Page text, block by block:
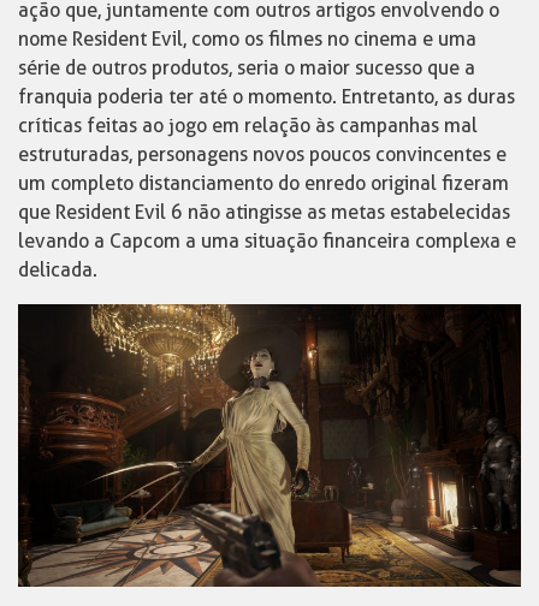
ação que, juntamente com outros artigos envolvendo o
nome Resident Evil, como os filmes no cinema e uma
série de outros produtos, seria o maior sucesso que a
franquia poderia ter até o momento. Entretanto, as duras
críticas feitas ao jogo em relação às campanhas mal
estruturadas, personagens novos poucos convincentes e
um completo distanciamento do enredo original fizeram
que Resident Evil 6 não atingisse as metas estabelecidas
levando a Capcom a uma situação financeira complexa e
delicada.